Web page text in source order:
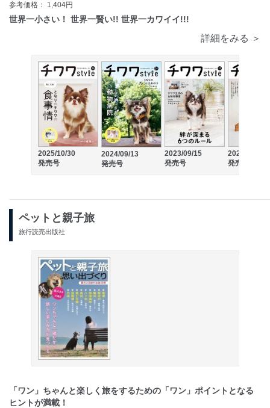
参考価格： 1,404円
世界一小さい！ 世界一賢い!! 世界一カワイイ!!!
詳細をみる ＞
2025/10/30
発売号
2024/09/13
発売号
2023/09/15
発売号
2022/09/15
発売号
ペットと親子旅
旅行読売出版社
「ワン」ちゃんと楽しく旅をするための「ワン」ポイントとなる
ヒントが満載！